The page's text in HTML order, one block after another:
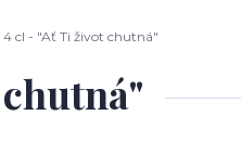
cl - "Ať Ti život chutná"